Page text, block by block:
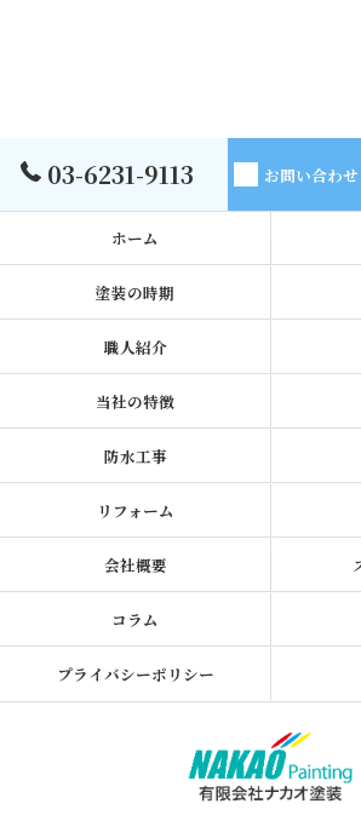
03-6231-9113 お問い合わ
ホーム
塗装の時期
職人紹介
当社の特徴
防水工事
リフォーム
会社概要
コラム
プライバシーポリシー